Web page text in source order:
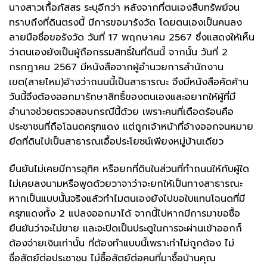
นางสาวเกื้อภัสสร ระบุอีกว่า หลังจากที่ตนเองสืบทรัพย์จน
ทราบถึงที่ดินตรงนี้ มีการขอมารังวัด โดยตนเองเป็นคนลง
ลายมือชื่อขอรังวัด วันที่ 17 พฤกษาคม 2567 ซึ่งแสดงให้เห็น
ว่าตนเองยังเป็นผู้ถือกรรมสิทธิ์ในที่ดินนี้ จากนั้น วันที่ 2
กรกฎาคม 2567 มีหนังสือจากผู้อำนวยการสำนักงาน
เขต(สายไหม)อ้างว่าถนนนี้เป็นสาธารณะ จึงมีหนังสือคัดค้าน
วันนี้จึงต้องออกมารักษาสิทธิ์ของตนเองและอยากให้ผู้ที่มี
อำนาจช่วยตรวจสอบกรณีนี้ด้วย เพราะคนที่เดือดร้อนคือ
ประชาชนที่ถือโฉนดครุฑแดง แต่ถูกเจ้าหน้าที่อ้างออกจนหมาย
ยึดที่ดินไปเป็นสาธารณเอื้อประโยชน์เพียงหมู่บ้านเดียว
ยืนยันไม่เคยมีการอุทิศ หรือยกที่ดินในส่วนที่ทำถนนให้กับผู้ใด
ไม่เคยลงนามหรือพูดด้วยวาจาว่าจะยกให้เป็นทางสาธารณะ
หากเป็นแบบนั้นจริงแล้วทำไมตนเองยังไปขอใบแทนโฉนดที่มี
ครุฑแดงทั้ง 2 แปลงออกมาได้ จากนี้ไปหากมีการมาขอซื้อ
ยืนยันว่าจะไม่ขาย และจะปิดเป็นประตูในการจะผ่านเข้าออกก็
ต้องจ่ายเงินเท่านั้น ที่ต้องทำแบบนี้เพราะทำไม่ถูกต้อง ไม่
ซื่อสัตย์ต่อประชาชน ไม่ซื้อสัตย์ต่อคนที่มาซื้อบ้านคุณ